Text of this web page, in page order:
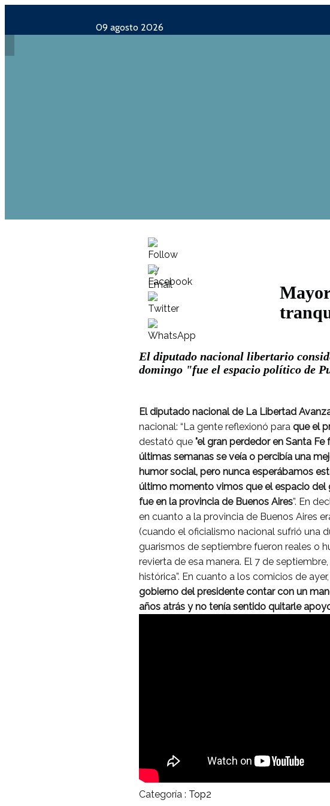
09 agosto 2026
El diputado nacional libertario
domingo "fue el espacio político de
El diputado nacional de La Libertad
nacional: “La gente reflexionó para que el
destató que "el gran perdedor en Santa
últimas semanas se veía o percibía una
humor social, pero nunca esperábamos
último momento vimos que el espacio del
fue en la provincia de Buenos Aires”. En
en cuanto a la provincia de Buenos Aires
(cuando el oficialismo nacional sufrió una
guarismos de septiembre fueron reales o
revierta de esa manera. El 7 de
histórica”. En cuanto a los comicios de
gobierno del presidente contar con un
años atrás y no tenía sentido quitarle
Categoría : Top2